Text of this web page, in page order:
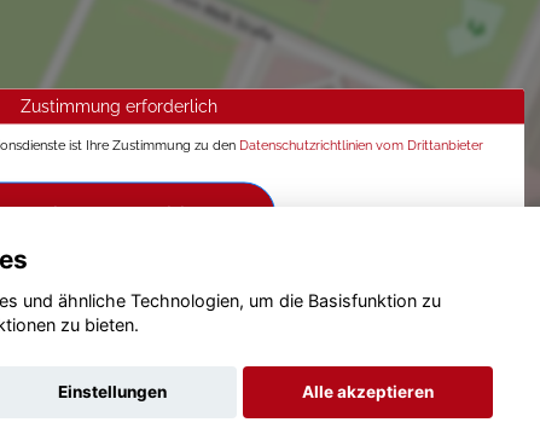
Zustimmung erforderlich
ist Ihre Zustimmung zu den Datenschutzrichtlinien vom Drittanbieter
und ähnliche Technologien, um die Basisfunktion zu
zu bieten.
Einstellungen Alle akzeptieren